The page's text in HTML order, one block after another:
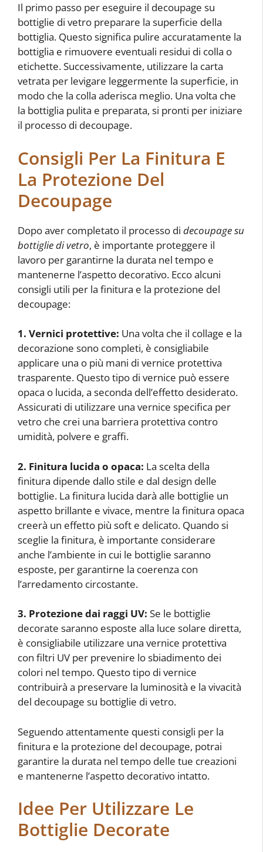
Il primo passo per eseguire il decoupage su
bottiglie di vetro preparare la superficie della
bottiglia. Questo significa pulire accuratamente la
bottiglia e rimuovere eventuali residui di colla o
etichette. Successivamente, utilizzare la carta
vetrata per levigare leggermente la superficie, in
modo che la colla aderisca meglio. Una volta che
la bottiglia pulita e preparata, si pronti per iniziare
il processo di decoupage.
Consigli Per La Finitura E
La Protezione Del
Decoupage
Dopo aver completato il processo di decoupage su
bottiglie di vetro, è importante proteggere il
lavoro per garantirne la durata nel tempo e
mantenerne l’aspetto decorativo. Ecco alcuni
consigli utili per la finitura e la protezione del
decoupage:
1. Vernici protettive: Una volta che il collage e la
decorazione sono completi, è consigliabile
applicare una o più mani di vernice protettiva
trasparente. Questo tipo di vernice può essere
opaca o lucida, a seconda dell’effetto desiderato.
Assicurati di utilizzare una vernice specifica per
vetro che crei una barriera protettiva contro
umidità, polvere e graffi.
2. Finitura lucida o opaca: La scelta della
finitura dipende dallo stile e dal design delle
bottiglie. La finitura lucida darà alle bottiglie un
aspetto brillante e vivace, mentre la finitura opaca
creerà un effetto più soft e delicato. Quando si
sceglie la finitura, è importante considerare
anche l’ambiente in cui le bottiglie saranno
esposte, per garantirne la coerenza con
l’arredamento circostante.
3. Protezione dai raggi UV: Se le bottiglie
decorate saranno esposte alla luce solare diretta,
è consigliabile utilizzare una vernice protettiva
con filtri UV per prevenire lo sbiadimento dei
colori nel tempo. Questo tipo di vernice
contribuirà a preservare la luminosità e la vivacità
del decoupage su bottiglie di vetro.
Seguendo attentamente questi consigli per la
finitura e la protezione del decoupage, potrai
garantire la durata nel tempo delle tue creazioni
e mantenerne l’aspetto decorativo intatto.
Idee Per Utilizzare Le
Bottiglie Decorate